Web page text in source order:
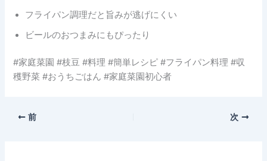
フライパン調理だと旨みが逃げにくい
ビールのおつまみにもぴったり
#家庭菜園 #枝豆 #料理 #簡単レシピ #フライパン料理 #収
穫野菜 #おうちごはん #家庭菜園初心者
前 次